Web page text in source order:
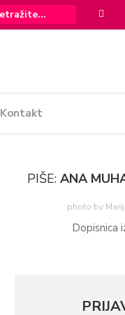
Kontakt
PIŠE: ANA
photo by
Dopisnica